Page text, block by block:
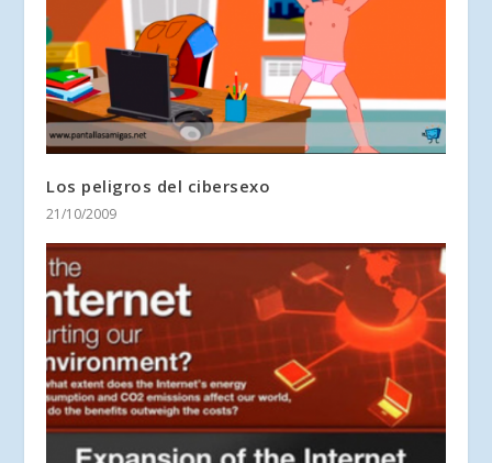
Los peligros del cibersexo
21/10/2009